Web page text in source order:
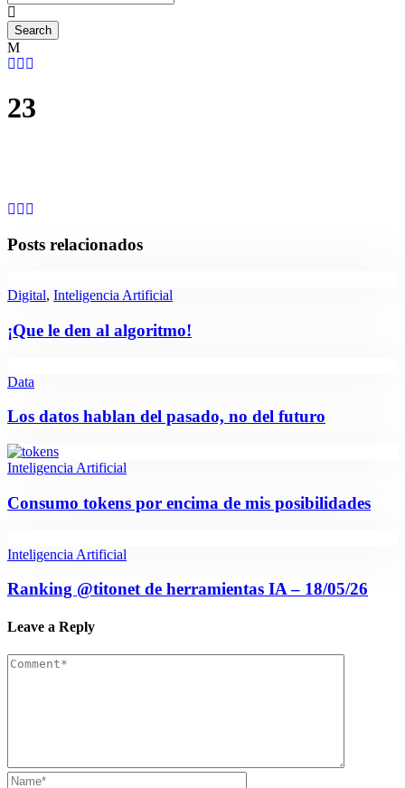
23
Posts relacionados
Digital, Inteligencia Artificial
¡Que le den al algoritmo!
Data
Los datos hablan del pasado, no del futuro
Inteligencia Artificial
Consumo tokens por encima de mis posibilidades
Inteligencia Artificial
Ranking @titonet de herramientas IA – 18/05/26
Leave a Reply